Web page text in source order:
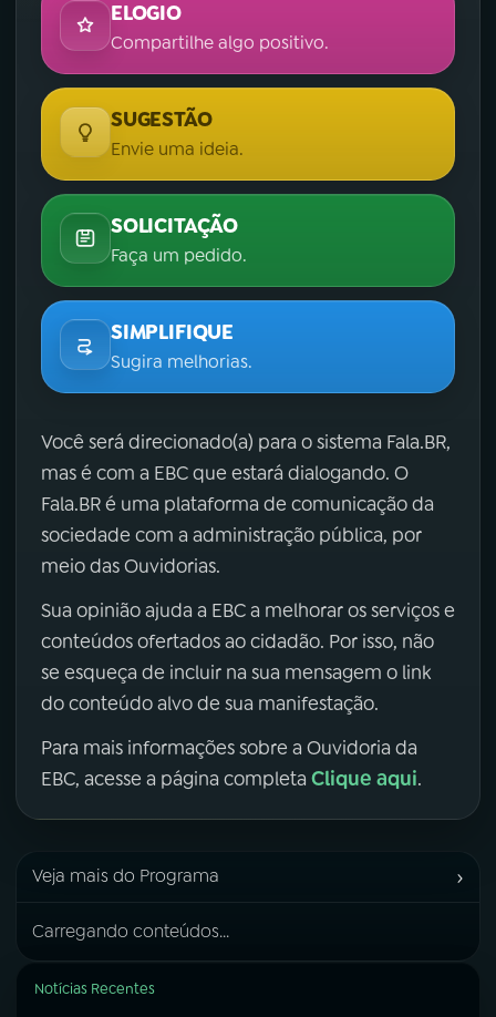
ELOGIO
Compartilhe algo positivo.
SUGESTÃO
Envie uma ideia.
SOLICITAÇÃO
Faça um pedido.
SIMPLIFIQUE
Sugira melhorias.
Você será direcionado(a) para o sistema Fala.BR,
mas é com a EBC que estará dialogando. O
Fala.BR é uma plataforma de comunicação da
sociedade com a administração pública, por
meio das Ouvidorias.
Sua opinião ajuda a EBC a melhorar os serviços e
conteúdos ofertados ao cidadão. Por isso, não
se esqueça de incluir na sua mensagem o link
do conteúdo alvo de sua manifestação.
Para mais informações sobre a Ouvidoria da
EBC, acesse a página completa Clique aqui.
Veja mais do Programa ›
Carregando conteúdos...
Notícias Recentes